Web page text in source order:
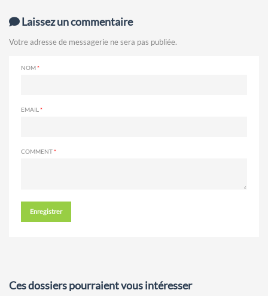
Laissez un commentaire
Votre adresse de messagerie ne sera pas publiée.
NOM
EMAIL
COMMENT
Enregistrer
Ces dossiers pourraient vous intéresser